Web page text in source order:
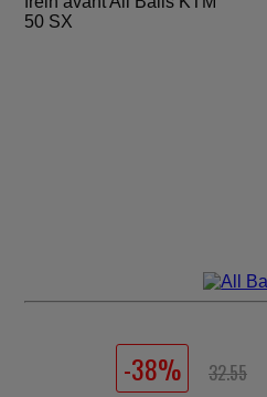
-38% 32.55